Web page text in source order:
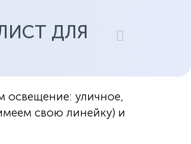
ДЛЯ
освещение: уличное,
свою линейку) и